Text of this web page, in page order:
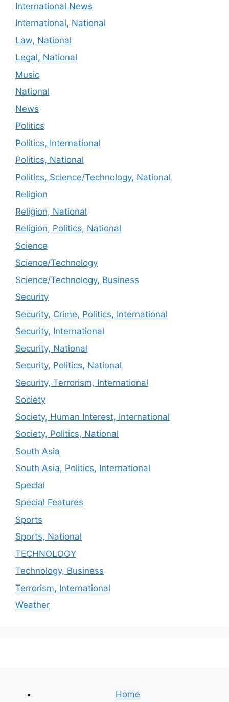
International News
International, National
Law, National
Legal, National
Music
National
News
Politics
Politics, International
Politics, National
Politics, Science/Technology, National
Religion
Religion, National
Religion, Politics, National
Science
Science/Technology
Science/Technology, Business
Security
Security, Crime, Politics, International
Security, International
Security, National
Security, Politics, National
Security, Terrorism, International
Society
Society, Human Interest, International
Society, Politics, National
South Asia
South Asia, Politics, International
Special
Special Features
Sports
Sports, National
TECHNOLOGY
Technology, Business
Terrorism, International
Weather
Home